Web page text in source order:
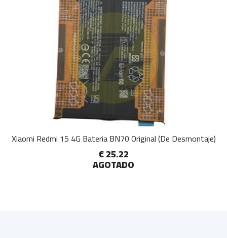
Xiaomi Redmi 15 4G Bateria BN70 Original (De Desmontaje)
€ 25.22
AGOTADO